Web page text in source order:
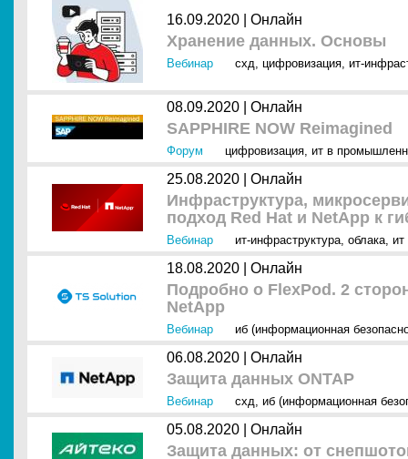
16.09.2020 | Онлайн
Хранение данных. Основы
Вебинар схд, цифровизация, ит-
08.09.2020 | Онлайн
SAPPHIRE NOW Reimagined
Форум цифровизация, ит в
25.08.2020 | Онлайн
Инфраструктура,
подход Red Hat и NetApp к
Вебинар ит-инфраструктура, облака, ит
18.08.2020 | Онлайн
Подробно о FlexPod. 2
NetApp
Вебинар иб (информационная
06.08.2020 | Онлайн
Защита данных ONTAP
Вебинар схд, иб (информационная
05.08.2020 | Онлайн
Защита данных: от